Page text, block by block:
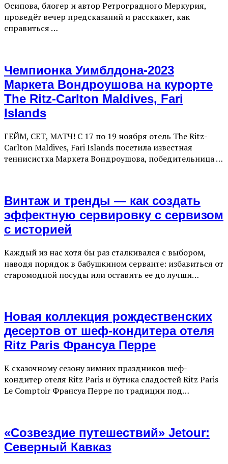
Осипова, блогер и автор Ретроградного Меркурия,
проведёт вечер предсказаний и расскажет, как
справиться …
Чемпионка Уимблдона-2023
Маркета Вондроушова на курорте
The Ritz-Carlton Maldives, Fari
Islands
ГЕЙМ, СЕТ, МАТЧ! C 17 по 19 ноября отель The Ritz-
Carlton Maldives, Fari Islands посетила известная
теннисистка Маркета Вондроушова, победительница …
Винтаж и тренды — как создать
эффектную сервировку с сервизом
с историей
Каждый из нас хотя бы раз сталкивался с выбором,
наводя порядок в бабушкином серванте: избавиться от
старомодной посуды или оставить ее до лучши…
Новая коллекция рождественских
десертов от шеф-кондитера отеля
Ritz Paris Франсуа Перре
К сказочному сезону зимних праздников шеф-
кондитер отеля Ritz Paris и бутика сладостей Ritz Paris
Le Comptoir Франсуа Перре по традиции под…
«Созвездие путешествий» Jetour:
Северный Кавказ